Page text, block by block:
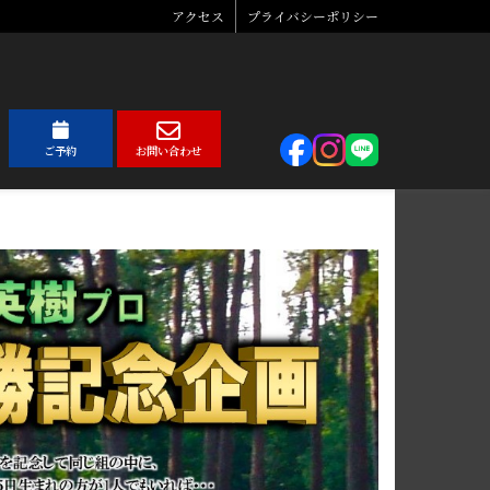
アクセス プライバシーポリシー
ご予約 お問い合わせ